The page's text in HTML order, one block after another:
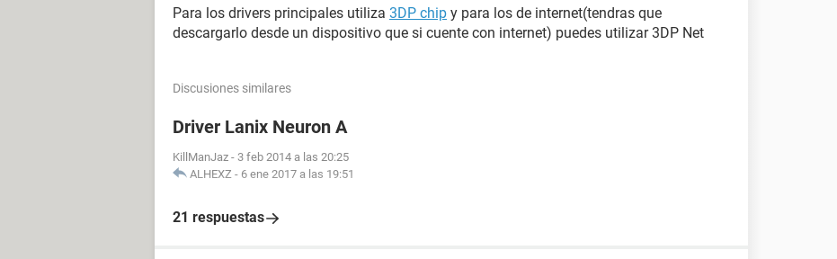
Para los drivers principales utiliza 3DP chip y para los de internet(tendras que
descargarlo desde un dispositivo que si cuente con internet) puedes utilizar 3DP Net
Discusiones similares
Driver Lanix Neuron A
KillManJaz - 3 feb 2014 a las 20:25
ALHEXZ - 6 ene 2017 a las 19:51
21 respuestas